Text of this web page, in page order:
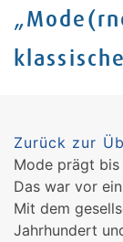
Zurück zur
Mode prägt bis
Das war vor
Mit dem
Jahrhundert